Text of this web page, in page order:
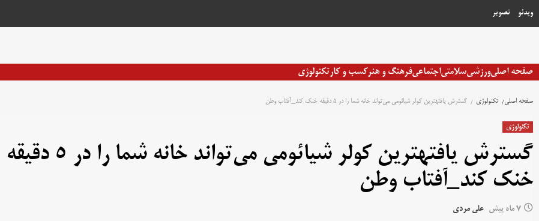
به
ویدئو تصویر
صفحه اصلیورزشیسلامتیاجتماعیفرهنگ و هنرکسب و کارتکنولوژی
صفحه اصلی تکنولوژی گسترش یافتهترین کولر شیائومی می‌تواند خانه شما را در ۵ دقیقه خنک کند_آفتاب وطن
تکنولوژی
گسترش یافتهترین کولر شیائومی می‌تواند خانه شما را در ۵ دقیقه
خنک کند_آفتاب وطن
7 ماه پیش علی مردی